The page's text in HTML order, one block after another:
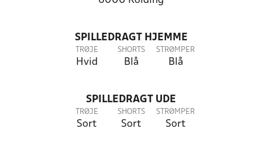
SPILLEDRAGT HJEMME
TRØJE
Hvid
SHORTS
Blå
STRØMPER
Blå
SPILLEDRAGT UDE
TRØJE
Sort
SHORTS
Sort
STRØMPER
Sort